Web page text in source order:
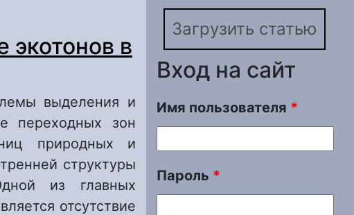
экотонов в
выделения и
переходных зон
природных и
структуры
из главных
отсутствие
Загрузить статью
Вход на сайт
Имя пользователя *
Пароль *